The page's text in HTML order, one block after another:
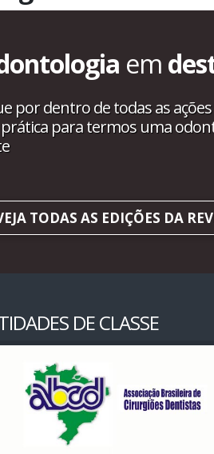
em
por dentro de todas as
para termos uma
TODAS AS EDIÇÕES DA
DE CLASSE